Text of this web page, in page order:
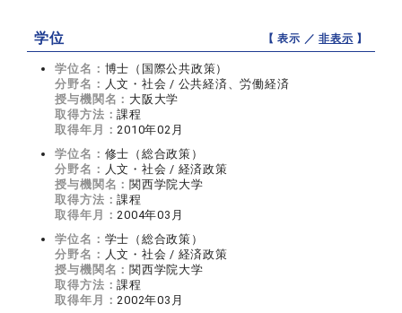
学位 【 表示 ／非表示 】
学位名： 博士（国際公共政策）
分野名： 人文・社会 / 公共経済、労働経済
授与機関名： 大阪大学
取得方法：課程
取得年月：2010年02月
学位名： 修士（総合政策）
分野名： 人文・社会 / 経済政策
授与機関名： 関西学院大学
取得方法：課程
取得年月：2004年03月
学位名： 学士（総合政策）
分野名： 人文・社会 / 経済政策
授与機関名： 関西学院大学
取得方法：課程
取得年月：2002年03月